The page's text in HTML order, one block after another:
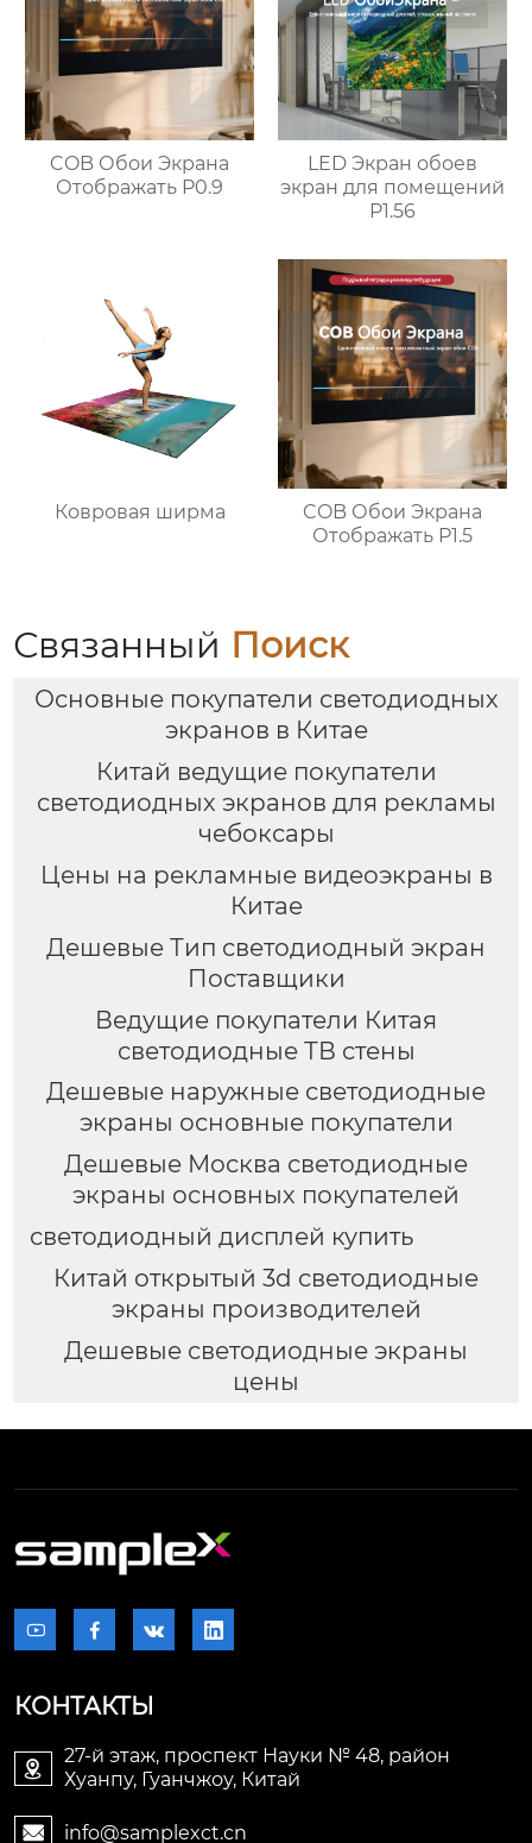
COB Обои Экрана
Отображать P0.9
LED Экран обоев
экран для помещений
P1.56
Ковровая ширма
COB Обои Экрана
Отображать P1.5
Связанный Поиск
Основные покупатели светодиодных
экранов в Китае
Китай ведущие покупатели
светодиодных экранов для рекламы
чебоксары
Цены на рекламные видеоэкраны в
Китае
Дешевые Тип светодиодный экран
Поставщики
Ведущие покупатели Китая
светодиодные ТВ стены
Дешевые наружные светодиодные
экраны основные покупатели
Дешевые Москва светодиодные
экраны основных покупателей
светодиодный дисплей купить
Китай открытый 3d светодиодные
экраны производителей
Дешевые светодиодные экраны
цены
   
КОНТАКТЫ

27-й этаж, проспект Науки № 48, район
Хуанпу, Гуанчжоу, Китай
 info@samplexct.cn